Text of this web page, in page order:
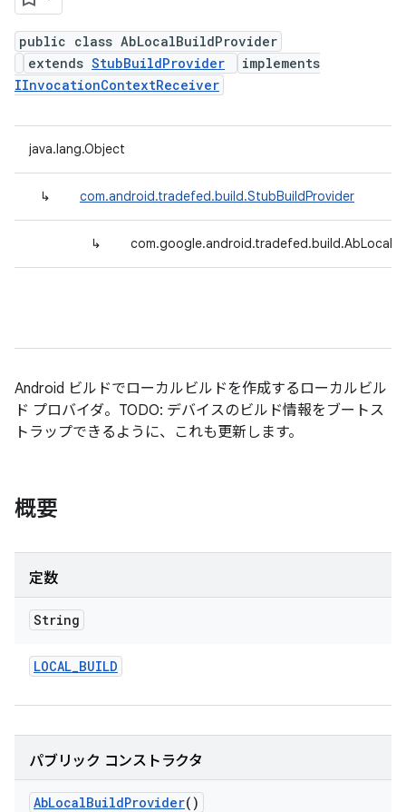
public class AbLocalBuildProvider
extends StubBuildProvider
implements
IInvocationContextReceiver
java.lang.Object
↳ com.android.tradefed.build.StubBuildProvider
↳
Android ビルドでローカルビルドを作成するローカルビル
ド プロバイダ。TODO: デバイスのビルド情報をブートス
トラップできるように、これも更新します。
概要
定数
String
LOCAL_BUILD
パブリック コンストラクタ
AbLocalBuildProvider()